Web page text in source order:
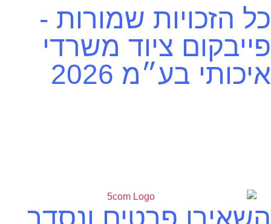
כל הזכויות שמורות -
פייבקום ציוד משרדי
איכותי בע״מ 2026